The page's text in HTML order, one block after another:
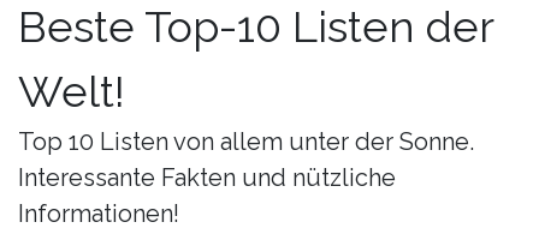
Beste Top-10 Listen der
Welt!
Top 10 Listen von allem unter der Sonne.
Interessante Fakten und nützliche
Informationen!